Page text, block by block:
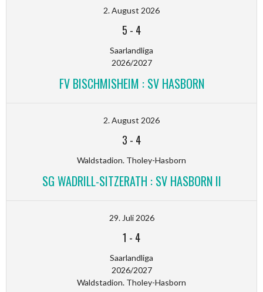
2. August 2026
5 - 4
Saarlandliga
2026/2027
FV BISCHMISHEIM : SV HASBORN
2. August 2026
3 - 4
Waldstadion. Tholey-Hasborn
SG WADRILL-SITZERATH : SV HASBORN II
29. Juli 2026
1 - 4
Saarlandliga
2026/2027
Waldstadion. Tholey-Hasborn